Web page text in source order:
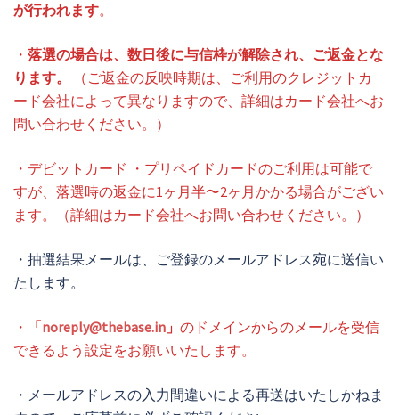
が行われます。
・ 落選の場合は、数日後に与信枠が解除され、ご返金とな
ります。
（ご返金の反映時期は、ご利用のクレジットカ
ード会社によって異なりますので、詳細はカード会社へお
問い合わせください。）
・デビットカード ・プリペイドカードのご利用は可能で
すが、落選時の返金に1ヶ月半〜2ヶ月かかる場合がござい
ます。（詳細はカード会社へお問い合わせください。）
・抽選結果メールは、ご登録のメールアドレス宛に送信い
たします。
・ 「noreply@thebase.in 」 のドメインからのメールを受信
できるよう設定をお願いいたします。
・メールアドレスの入力間違いによる再送はいたしかねま